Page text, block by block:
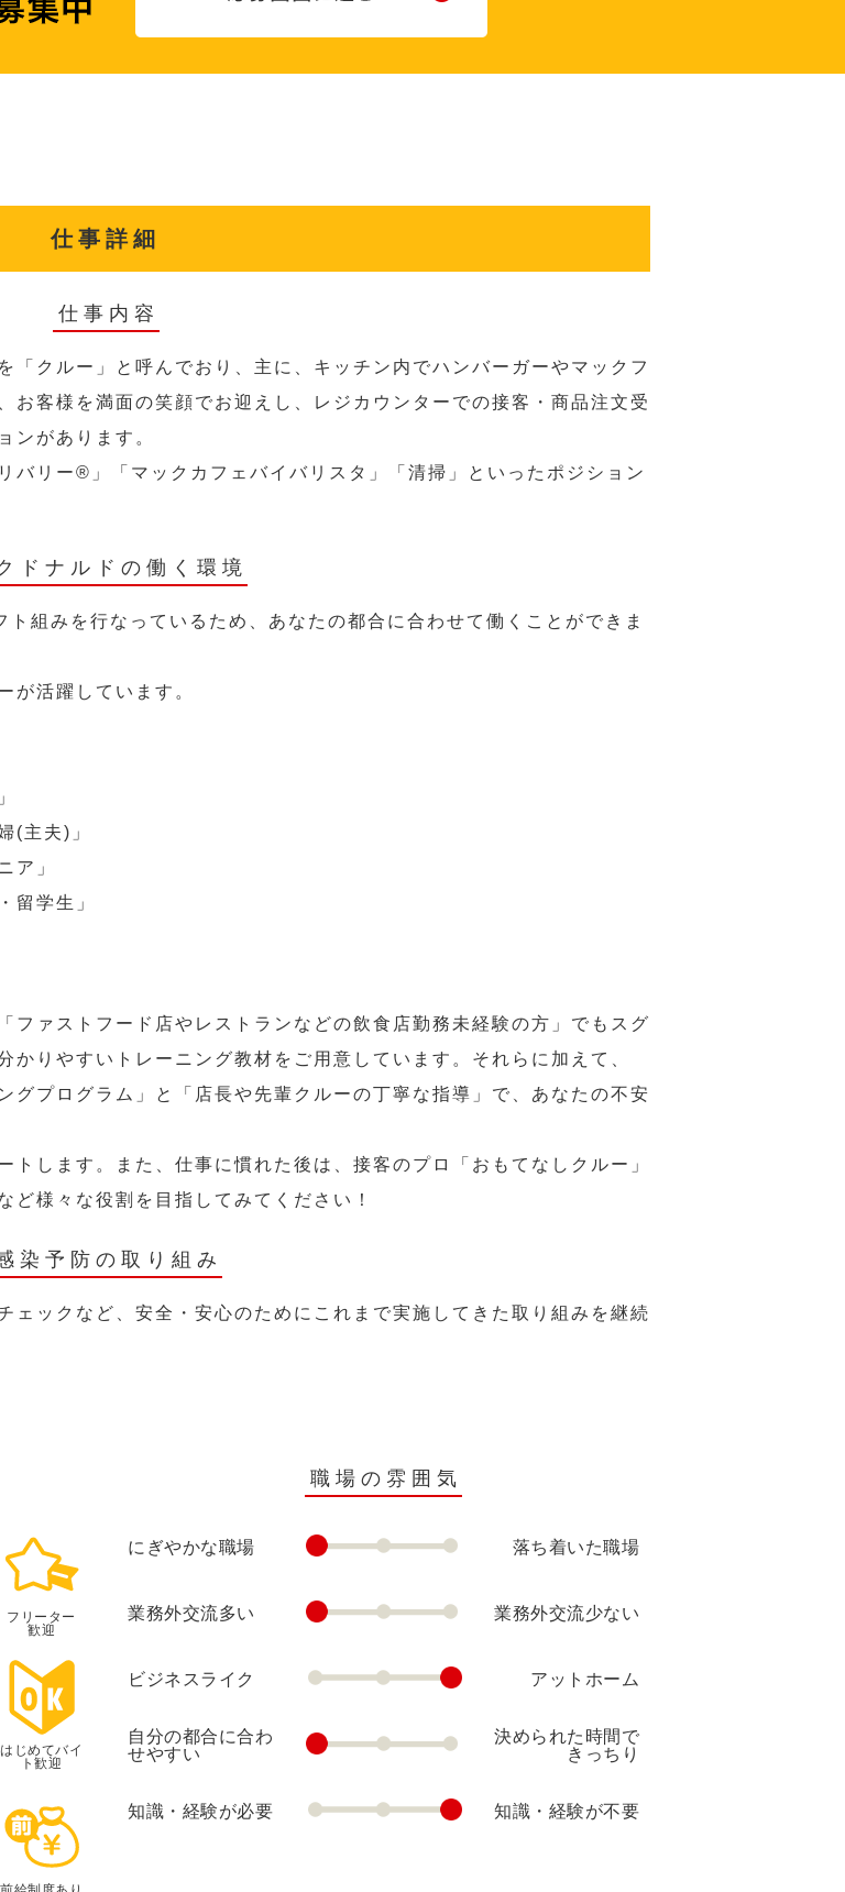
仕事詳細
仕事内容
「クルー」と呼んでおり、主に、キッチン内でハンバーガーやマックフ
お客様を満面の笑顔でお迎えし、レジカウンターでの接客・商品注文受
ンがあります。
リー®︎」「マックカフェバイバリスタ」「清掃」といったポジション
ドナルドの働く環境
組みを行なっているため、あなたの都合に合わせて働くことができま
が活躍しています。
(主夫)」
ア」
留学生」
ファストフード店やレストランなどの飲食店勤務未経験の方」でもスグ
りやすいトレーニング教材をご用意しています。それらに加えて、
グプログラム」と「店長や先輩クルーの丁寧な指導」で、あなたの不安
します。また、仕事に慣れた後は、接客のプロ「おもてなしクルー」
様々な役割を目指してみてください！
染予防の取り組み
ェックなど、安全・安心のためにこれまで実施してきた取り組みを継続
フリーター
歓迎
はじめてバイ
ト歓迎
職場の雰囲気
にぎやかな職場 落ち着いた職場
業務外交流多い 業務外交流少ない
ビジネスライク アットホーム
自分の都合に合わ
せやすい
決められた時間で
きっちり
知識・経験が必要 知識・経験が不要